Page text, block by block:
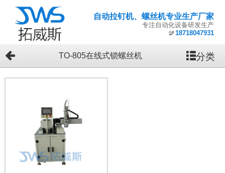
自动拉钉机、螺丝机专业生产厂家
专注自动化设备研发生产
18718047931
TO-805在线式锁螺丝机 分类